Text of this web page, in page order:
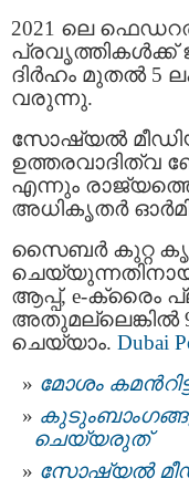
2021 ലെ
പ്രവൃത്തികൾക്ക്
ദിർഹം മുതൽ 5
വരുന്നു.
സോഷ്യൽ
ഉത്തരവാദിത്വ
എന്നും
അധികൃതർ
സൈബർ കുറ്റ
ആപ്പ്, e-ക്രൈം
അതുമല്ലെങ്കിൽ
ചെയ്യാം. Dubai
മോശം
ചെയ്യരുത്
സോഷ്യല്‍